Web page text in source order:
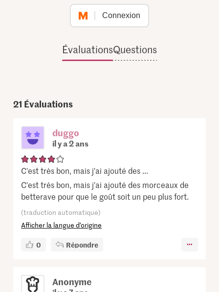
Connexion
ÉvaluationsQuestions
21 Évaluations
duggo
il y a 2 ans
C'est très bon, mais j'ai ajouté des ...
C'est très bon, mais j'ai ajouté des morceaux de
betterave pour que le goût soit un peu plus fort.
(traduction automatique)
Afficher la langue d’origine
0 Répondre
Anonyme